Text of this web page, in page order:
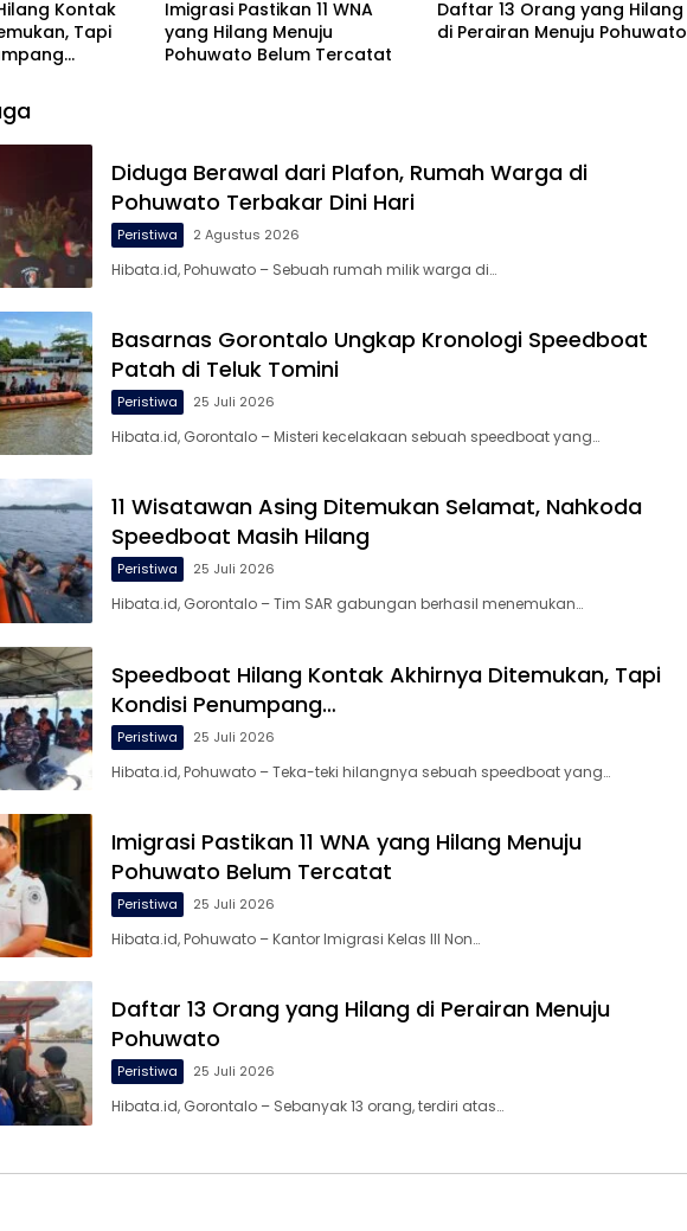
Kontak
Tapi
Imigrasi Pastikan 11 WNA
yang Hilang Menuju
Pohuwato Belum Tercatat
Daftar 13 Orang yang Hilang
di Perairan Menuju Pohuwato
Diduga Berawal dari Plafon, Rumah Warga di
Pohuwato Terbakar Dini Hari
Peristiwa 2 Agustus 2026
Hibata.id, Pohuwato – Sebuah rumah milik warga di…
Basarnas Gorontalo Ungkap Kronologi Speedboat
Patah di Teluk Tomini
Peristiwa 25 Juli 2026
Hibata.id, Gorontalo – Misteri kecelakaan sebuah speedboat yang…
11 Wisatawan Asing Ditemukan Selamat, Nahkoda
Speedboat Masih Hilang
Peristiwa 25 Juli 2026
Hibata.id, Gorontalo – Tim SAR gabungan berhasil menemukan…
Speedboat Hilang Kontak Akhirnya Ditemukan, Tapi
Kondisi Penumpang…
Peristiwa 25 Juli 2026
Hibata.id, Pohuwato – Teka-teki hilangnya sebuah speedboat yang…
Imigrasi Pastikan 11 WNA yang Hilang Menuju
Pohuwato Belum Tercatat
Peristiwa 25 Juli 2026
Hibata.id, Pohuwato – Kantor Imigrasi Kelas III Non…
Daftar 13 Orang yang Hilang di Perairan Menuju
Pohuwato
Peristiwa 25 Juli 2026
Hibata.id, Gorontalo – Sebanyak 13 orang, terdiri atas…